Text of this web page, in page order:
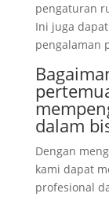
pengaturan
Ini juga
pengalaman
dalam
Dengan
kami dapat
profesional